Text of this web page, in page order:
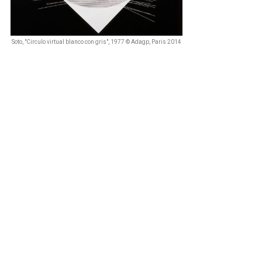
Soto, "Circulo virtual blanco con gris", 1977 © Adagp, Paris 2014